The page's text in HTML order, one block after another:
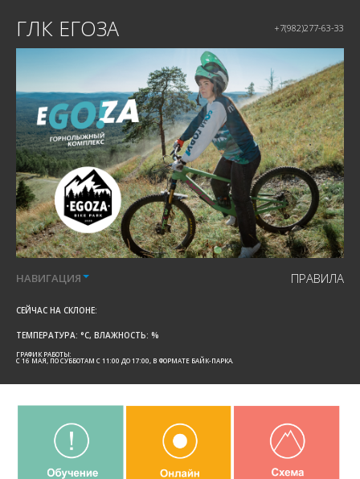
ГЛК ЕГОЗА +7(982)277-63-33
НАВИГАЦИЯ ПРАВИЛА
СЕЙЧАС НА СКЛОНЕ:
ТЕМПЕРАТУРА: °C, ВЛАЖНОСТЬ: %
ГРАФИК РАБОТЫ:
C 16 МАЯ, ПО СУББОТАМ С 11:00 ДО 17:00, В ФОРМАТЕ БАЙК-ПАРКА.